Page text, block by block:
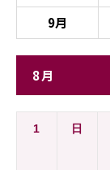
9月
8月
1 日